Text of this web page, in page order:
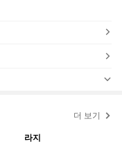
더 보기
라지